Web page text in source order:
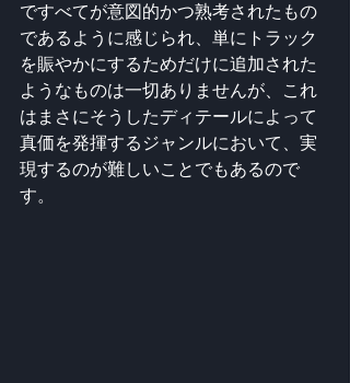
ですべてが意図的かつ熟考されたもの
であるように感じられ、単にトラック
を賑やかにするためだけに追加された
ようなものは一切ありませんが、これ
はまさにそうしたディテールによって
真価を発揮するジャンルにおいて、実
現するのが難しいことでもあるので
す。